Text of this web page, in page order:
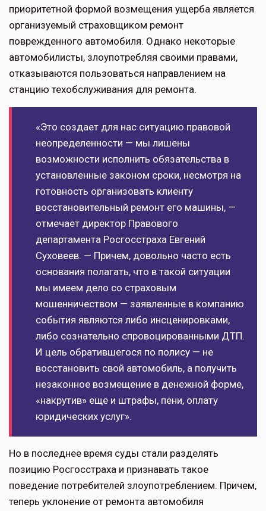
приоритетной формой возмещения ущерба является
организуемый страховщиком ремонт
поврежденного автомобиля. Однако некоторые
автомобилисты, злоупотребляя своими правами,
отказываются пользоваться направлением на
станцию техобслуживания для ремонта.
«Это создает для нас ситуацию правовой
неопределенности — мы лишены
возможности исполнить обязательства в
установленные законом сроки, несмотря на
готовность организовать клиенту
восстановительный ремонт его машины, —
отмечает директор Правового
департамента Росгосстраха Евгений
Суховеев. — Причем, довольно часто есть
основания полагать, что в такой ситуации
мы имеем дело со страховым
мошенничеством — заявленные в компанию
события являются либо инсценировками,
либо сознательно спровоцированными ДТП.
И цель обратившегося по полису — не
восстановить свой автомобиль, а получить
незаконное возмещение в денежной форме,
«накрутив» еще и штрафы, пени, оплату
юридических услуг».
Но в последнее время суды стали разделять
позицию Росгосстраха и признавать такое
поведение потребителей злоупотреблением. Причем,
теперь уклонение от ремонта автомобиля